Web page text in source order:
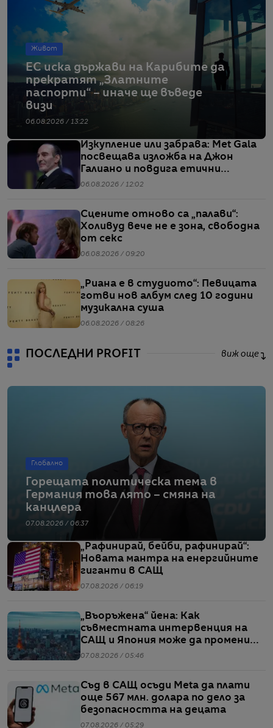
Живот
ЕС иска държави на Карибите да
прекратят „Златните
паспорти“ – иначе ще въведе
визи
06.08.2026 / 13:22
Изкупление или забрава: Met Gala
посвещава изложба на Джон
Галиано и повдига етични
въпроси
06.08.2026 / 12:02
Сцените отново са „палави“:
Холивуд вече не е зона, свободна
от секс
06.08.2026 / 09:20
„Риана е в студиото“: Певицата
готви нов албум след 10 години
музикална суша
06.08.2026 / 08:26
ПОСЛЕДНИ PROFIT виж още
Глобално
Горещата политическа тема в
Германия това лято – смяна на
канцлера
07.08.2026 / 06:37
„Рафинирай, бейби, рафинирай“:
Новата мантра на енергийните
гиганти в САЩ
07.08.2026 / 06:19
„Въоръжена“ йена: Как
съвместната интервенция на
САЩ и Япония може да промени
глобалните валутни пазари
07.08.2026 / 05:46
Съд в САЩ осъди Meta да плати
още 567 млн. долара по дело за
безопасността на децата
07.08.2026 / 05:29